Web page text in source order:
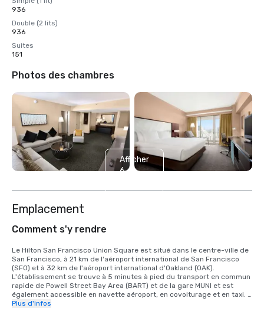
936
Double (2 lits)
936
Suites
151
Photos des chambres
Afficher
6
Emplacement
Comment s'y rendre
Le Hilton San Francisco Union Square est situé dans le centre-ville de
San Francisco, à 21 km de l'aéroport international de San Francisco
(SFO) et à 32 km de l'aéroport international d'Oakland (OAK).
L'établissement se trouve à 5 minutes à pied du transport en commun
rapide de Powell Street Bay Area (BART) et de la gare MUNI et est
également accessible en navette aéroport, en covoiturage et en taxi.
25 minutes de l'aéroport international SFO en voiture, 40 minutes en
Plus d'infos